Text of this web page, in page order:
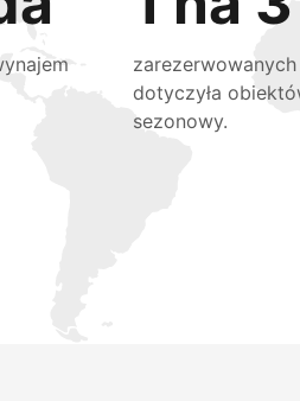
dotyczyła
sezonowy.